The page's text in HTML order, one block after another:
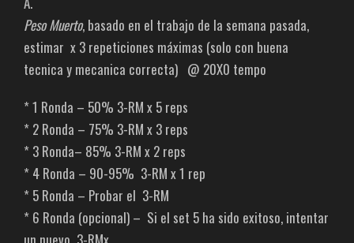
Peso Muerto, basado en el trabajo de la semana pasada,
estimar x 3 repeticiones máximas (solo con buena
tecnica y mecanica correcta) @ 20X0 tempo
* 1 Ronda – 50% 3-RM x 5 reps
* 2 Ronda – 75% 3-RM x 3 reps
* 3 Ronda– 85% 3-RM x 2 reps
* 4 Ronda – 90-95% 3-RM x 1 rep
* 5 Ronda – Probar el 3-RM
* 6 Ronda (opcional) – Si el set 5 ha sido exitoso, intentar